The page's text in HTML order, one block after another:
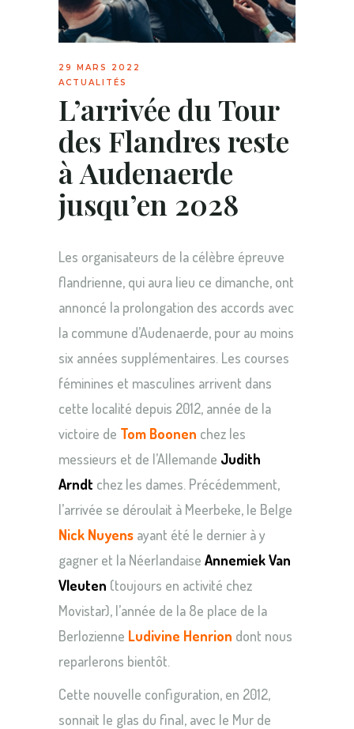
29 MARS 2022
ACTUALITÉS
L’arrivée du Tour
des Flandres reste
à Audenaerde
jusqu’en 2028
Les organisateurs de la célèbre épreuve
flandrienne, qui aura lieu ce dimanche, ont
annoncé la prolongation des accords avec
la commune d’Audenaerde, pour au moins
six années supplémentaires. Les courses
féminines et masculines arrivent dans
cette localité depuis 2012, année de la
victoire de Tom Boonen chez les
messieurs et de l’Allemande Judith
Arndt chez les dames. Précédemment,
l’arrivée se déroulait à Meerbeke, le Belge
Nick Nuyens ayant été le dernier à y
gagner et la Néerlandaise Annemiek Van
Vleuten (toujours en activité chez
Movistar), l’année de la 8e place de la
Berlozienne Ludivine Henrion dont nous
reparlerons bientôt.
Cette nouvelle configuration, en 2012,
sonnait le glas du final, avec le Mur de